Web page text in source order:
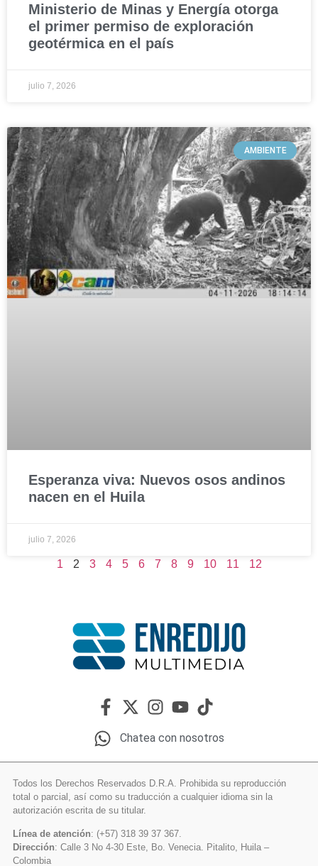
Ministerio de Minas y Energía otorga
el primer permiso de exploración
geotérmica en el país
julio 7, 2026
AMBIENTE
Esperanza viva: Nuevos osos andinos
nacen en el Huila
julio 7, 2026
1 2 3 4 5 6 7 8 9 10 11 12
Chatea con nosotros
Todos los Derechos Reservados D.R.A. Prohibida su reproducción
total o parcial, así como su traducción a cualquier idioma sin la
autorización escrita de su titular.
Línea de atención: (+57) 318 39 37 367.
Dirección: Calle 3 No 4-30 Este, Bo. Venecia. Pitalito, Huila –
Colombia